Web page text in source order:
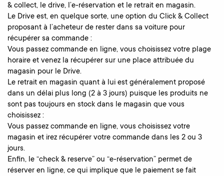
& collect, le drive, l’e-réservation et le retrait en magasin.
Le Drive est, en quelque sorte, une option du Click & Collect
proposant à l’acheteur de rester dans sa voiture pour
récupérer sa commande :
Vous passez commande en ligne, vous choisissez votre plage
horaire et venez la récupérer sur une place attribuée du
magasin pour le Drive.
Le retrait en magasin quant à lui est généralement proposé
dans un délai plus long (2 à 3 jours) puisque les produits ne
sont pas toujours en stock dans le magasin que vous
choisissez :
Vous passez commande en ligne, vous choisissez votre
magasin et irez récupérer votre commande dans les 2 ou 3
jours.
Enfin, le “check & reserve” ou “e-réservation” permet de
réserver en ligne, ce qui implique que le paiement se fait